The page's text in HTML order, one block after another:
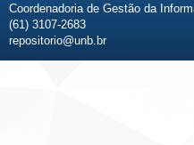
Coordenadoria de Gestão da
(61) 3107-2683
repositorio@unb.br